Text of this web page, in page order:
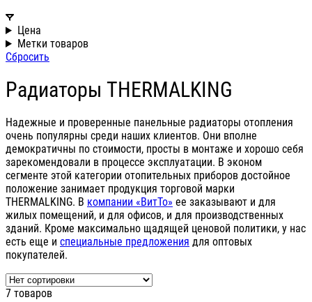
Цена
Метки товаров
Сбросить
Радиаторы THERMALKING
Надежные и проверенные панельные радиаторы отопления
очень популярны среди наших клиентов. Они вполне
демократичны по стоимости, просты в монтаже и хорошо себя
зарекомендовали в процессе эксплуатации. В эконом
сегменте этой категории отопительных приборов достойное
положение занимает продукция торговой марки
THERMALKING. В компании «ВитТо» ее заказывают и для
жилых помещений, и для офисов, и для производственных
зданий. Кроме максимально щадящей ценовой политики, у нас
есть еще и специальные предложения для оптовых
покупателей.
7 товаров